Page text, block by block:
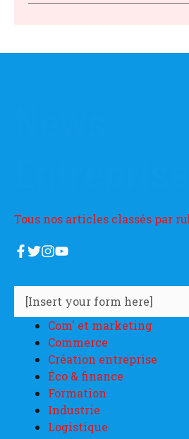
Tous nos articles classés par
[Insert your form here]
Com' et marketing
Commerce
Création entreprise
Éco & finance
Formation
Industrie
Logistique